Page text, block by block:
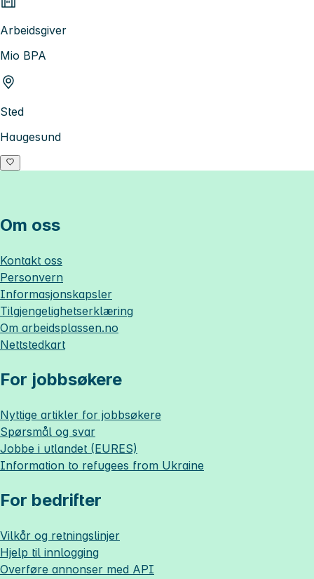
Arbeidsgiver
Mio BPA
Sted
Haugesund
Om oss
Kontakt oss
Personvern
Informasjonskapsler
Tilgjengelighetserklæring
Om arbeidsplassen.no
Nettstedkart
For jobbsøkere
Nyttige artikler for jobbsøkere
Spørsmål og svar
Jobbe i utlandet (EURES)
Information to refugees from Ukraine
For bedrifter
Vilkår og retningslinjer
Hjelp til innlogging
Overføre annonser med API